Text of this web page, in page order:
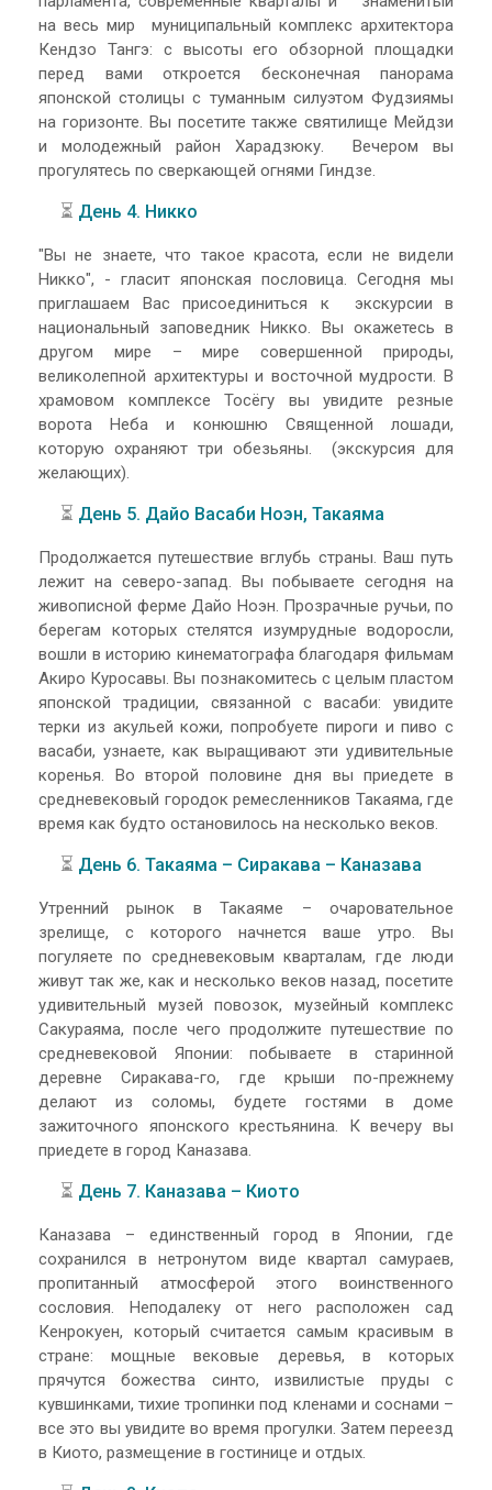
на весь мир муниципальный комплекс архитектора
Кендзо Тангэ: с высоты его обзорной площадки
перед вами откроется бесконечная панорама
японской столицы с туманным силуэтом Фудзиямы
на горизонте. Вы посетите также святилище Мейдзи
и молодежный район Харадзюку. Вечером вы
прогулятесь по сверкающей огнями Гиндзе.
⏳ День 4. Никко
"Вы не знаете, что такое красота, если не видели
Никко", - гласит японская пословица. Сегодня мы
приглашаем Вас присоединиться к экскурсии в
национальный заповедник Никко. Вы окажетесь в
другом мире – мире совершенной природы,
великолепной архитектуры и восточной мудрости. В
храмовом комплексе Тосёгу вы увидите резные
ворота Неба и конюшню Священной лошади,
которую охраняют три обезьяны. (экскурсия для
желающих).
⏳ День 5. Дайо Васаби Ноэн, Такаяма
Продолжается путешествие вглубь страны. Ваш путь
лежит на северо-запад. Вы побываете сегодня на
живописной ферме Дайо Ноэн. Прозрачные ручьи, по
берегам которых стелятся изумрудные водоросли,
вошли в историю кинематографа благодаря фильмам
Акиро Куросавы. Вы познакомитесь с целым пластом
японской традиции, связанной с васаби: увидите
терки из акульей кожи, попробуете пироги и пиво с
васаби, узнаете, как выращивают эти удивительные
коренья. Во второй половине дня вы приедете в
средневековый городок ремесленников Такаяма, где
время как будто остановилось на несколько веков.
⏳ День 6. Такаяма – Сиракава – Каназава
Утренний рынок в Такаяме – очаровательное
зрелище, с которого начнется ваше утро. Вы
погуляете по средневековым кварталам, где люди
живут так же, как и несколько веков назад, посетите
удивительный музей повозок, музейный комплекс
Сакураяма, после чего продолжите путешествие по
средневековой Японии: побываете в старинной
деревне Сиракава-го, где крыши по-прежнему
делают из соломы, будете гостями в доме
зажиточного японского крестьянина. К вечеру вы
приедете в город Каназава.
⏳ День 7. Каназава – Киото
Каназава – единственный город в Японии, где
сохранился в нетронутом виде квартал самураев,
пропитанный атмосферой этого воинственного
сословия. Неподалеку от него расположен сад
Кенрокуен, который считается самым красивым в
стране: мощные вековые деревья, в которых
прячутся божества синто, извилистые пруды с
кувшинками, тихие тропинки под кленами и соснами –
все это вы увидите во время прогулки. Затем переезд
в Киото, размещение в гостинице и отдых.